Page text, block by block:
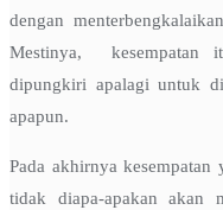
dengan
Mestinya, kesempatan
dipungkiri apalagi untuk
apapun.
Pada akhirnya
tidak diapa-apakan akan